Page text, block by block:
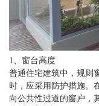
1、窗台高度
普通住宅建筑中，规则
时，应采用防护措施。
向公共性过道的窗户，